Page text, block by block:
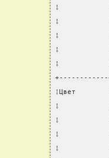
¦
¦
¦
¦
¦
¦Цвет
¦
¦            ¦из
¦
¦